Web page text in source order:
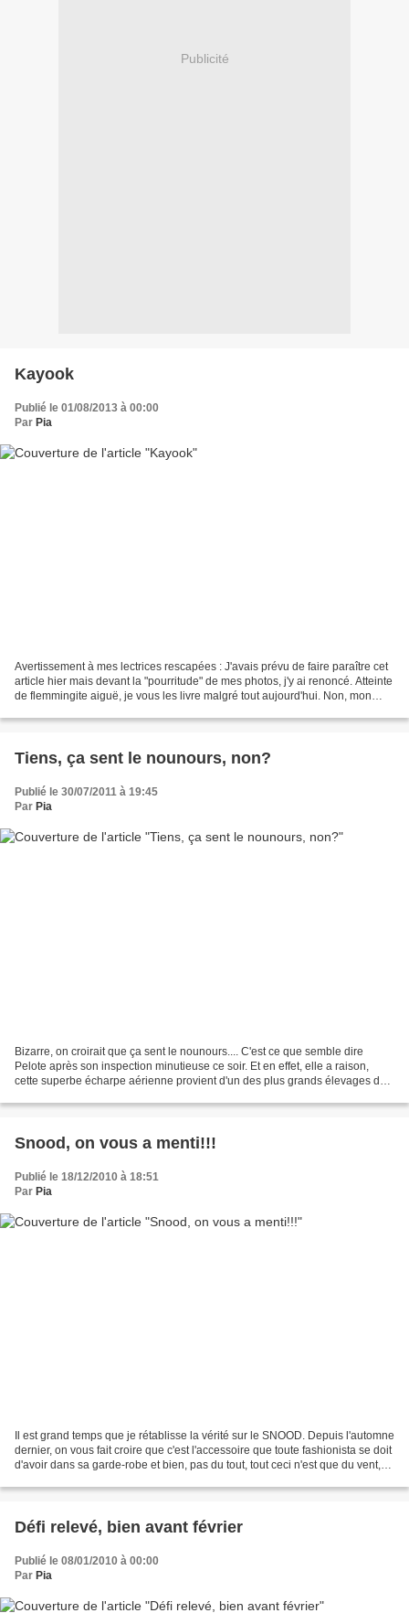
Publicité
Kayook
Publié le 01/08/2013 à 00:00
Par Pia
Avertissement à mes lectrices rescapées : J'avais prévu de faire paraître cet
article hier mais devant la "pourritude" de mes photos, j'y ai renoncé. Atteinte
de flemmingite aiguë, je vous les livre malgré tout aujourd'hui. Non, mon
Tiens, ça sent le nounours, non?
Publié le 30/07/2011 à 19:45
Par Pia
Bizarre, on croirait que ça sent le nounours.... C'est ce que semble dire
Pelote après son inspection minutieuse ce soir. Et en effet, elle a raison,
cette superbe écharpe aérienne provient d'un des plus grands élevages de
Snood, on vous a menti!!!
Publié le 18/12/2010 à 18:51
Par Pia
Il est grand temps que je rétablisse la vérité sur le SNOOD. Depuis l'automne
dernier, on vous fait croire que c'est l'accessoire que toute fashionista se doit
d'avoir dans sa garde-robe et bien, pas du tout, tout ceci n'est que du vent,
Défi relevé, bien avant février
Publié le 08/01/2010 à 00:00
Par Pia